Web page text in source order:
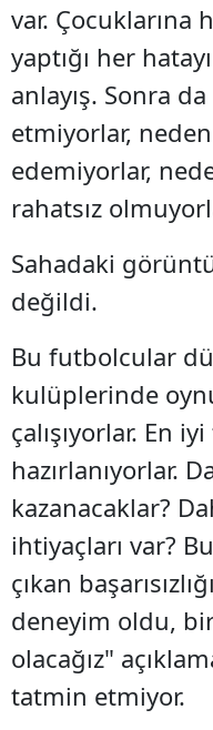
var. Çocuklarına
yaptığı her
anlayış. Sonra
etmiyorlar,
edemiyorlar,
rahatsız
Sahadaki
değildi.
Bu futbolcular
kulüplerinde
çalışıyorlar. En
hazırlanıyorlar.
kazanacaklar?
ihtiyaçları var?
çıkan
deneyim oldu,
olacağız"
tatmin etmiyor.